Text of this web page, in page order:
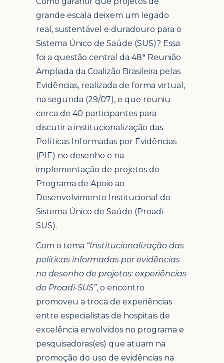
grande escala deixem um legado
real, sustentável e duradouro para o
Sistema Único de Saúde (SUS)? Essa
foi a questão central da 48ª Reunião
Ampliada da Coalizão Brasileira pelas
Evidências, realizada de forma virtual,
na segunda (29/07), e que reuniu
cerca de 40 participantes para
discutir a institucionalização das
Políticas Informadas por Evidências
(PIE) no desenho e na
implementação de projetos do
Programa de Apoio ao
Desenvolvimento Institucional do
Sistema Único de Saúde (Proadi-
SUS).
Com o tema “Institucionalização das
políticas informadas por evidências
no desenho de projetos: experiências
do Proadi-SUS”, o encontro
promoveu a troca de experiências
entre especialistas de hospitais de
excelência envolvidos no programa e
pesquisadoras(es) que atuam na
promoção do uso de evidências na